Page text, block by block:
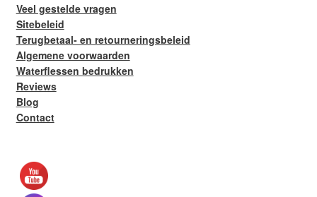
Veel gestelde vragen
Sitebeleid
Terugbetaal- en retourneringsbeleid
Algemene voorwaarden
Waterflessen bedrukken
Reviews
Blog
Contact